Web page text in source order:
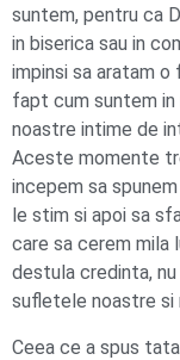
suntem, pentru ca
in biserica sau in
impinsi sa aratam o
fapt cum suntem
noastre intime de
Aceste momente
incepem sa
le stim si apoi sa
care sa cerem mila
destula credinta,
sufletele noastre si
Ceea ce a spus